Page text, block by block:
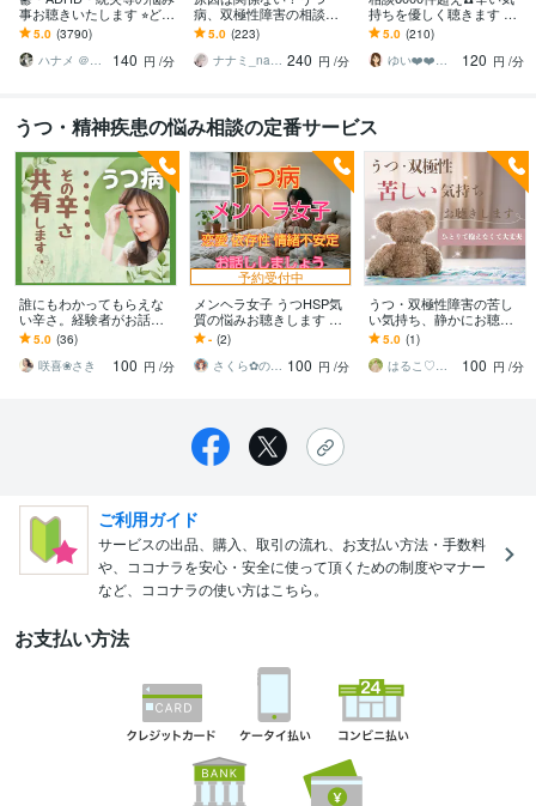
事お聴きいたします ⭐︎どん
なお悩みでもご相談くだ
さいませ。
5.0 (3790)
ハナメ ＠心理カウンセラー
140 円 /分
病、双極性障害の相談に
乗ります 薬が効かない、
原因探しも上手くいかな
い、ただ毎日つらい重た
5.0 (223)
ナナミ_nanami 240 円 /分
持ちを優しく聴きます ✅2
0年以上同じ経験したHSP
(繊細)カウンセラーが聴き
ます
5.0 (210)
ゆい❤️❤️癒しの心友
120 円 /分
うつ・精神疾患の悩み相談の定番サービス
誰にもわかってもらえな
い辛さ。経験者がお話聞
きます ⭐話すことから始
めませんか。不安な症状
お聞きします❤️
5.0 (36)
咲喜❀さき
100 円 /分
予約受付中
メンヘラ女子 うつHSP気
質の悩みお聴きします HS
Pうつ気質のさくらが共感
し寄り添い全部受け入れ
ます
- (2)
さくら✿︎のなんでも相談窓口 100 円 /分
うつ・双極性障害の苦し
い気持ち、静かにお聴き
します 通院中でも話せな
かった本音、安心して話
してください
5.0 (1)
はるこ♡心の翻訳家
100 円 /分
ご利用ガイド
サービスの出品、購入、取引の流れ、お支払い方法・手数料
や、ココナラを安心・安全に使って頂くための制度やマナー
など、ココナラの使い方はこちら。
お支払い方法